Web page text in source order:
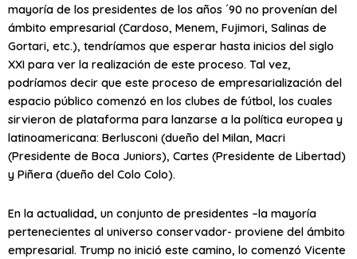
mayoría de los presidentes de los años ´90 no provenían del
ámbito empresarial (Cardoso, Menem, Fujimori, Salinas de
Gortari, etc.), tendríamos que esperar hasta inicios del siglo
XXI para ver la realización de este proceso. Tal vez,
podríamos decir que este proceso de empresarialización del
espacio público comenzó en los clubes de fútbol, los cuales
sirvieron de plataforma para lanzarse a la política europea y
latinoamericana: Berlusconi (dueño del Milan, Macri
(Presidente de Boca Juniors), Cartes (Presidente de Libertad)
y Piñera (dueño del Colo Colo).
En la actualidad, un conjunto de presidentes –la mayoría
pertenecientes al universo conservador- proviene del ámbito
empresarial. Trump no inició este camino, lo comenzó Vicente